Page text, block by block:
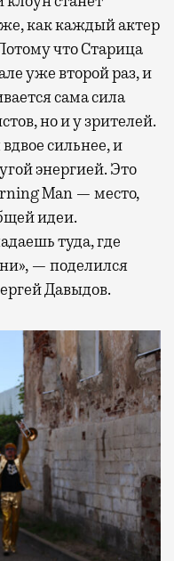
как каждый актер
что Старица
уже второй раз, и
сама сила
но и у зрителей.
сильнее, и
энергией. Это
Man — место,
идеи.
туда, где
— поделился
Давыдов.